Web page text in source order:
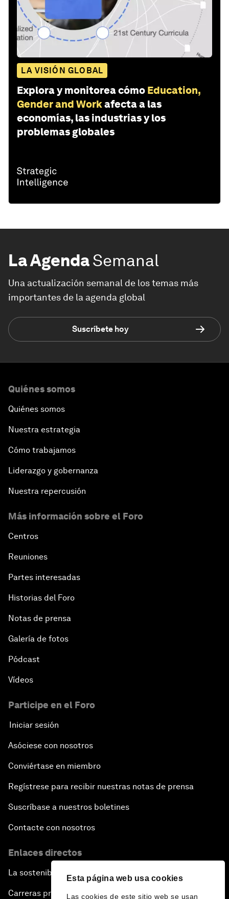
Esta página web usa cookies
Las cookies de este sitio web se usan
LA VISIÓN GLOBAL
Explora y monitorea cómo Education,
Gender and Workafecta a las
economías, las industrias y los
problemas globales
La AgendaSemanal
Una actualización semanal de los temas más
importantes de la agenda global
Suscríbete hoy
Quiénes somos
Quiénes somos
Nuestra estrategia
Cómo trabajamos
Liderazgo y gobernanza
Nuestra repercusión
Más información sobre el Foro
Centros
Reuniones
Partes interesadas
Historias del Foro
Notas de prensa
Galería de fotos
Pódcast
Vídeos
Participe en el Foro
Iniciar sesión
Asóciese con nosotros
Conviértase en miembro
Regístrese para recibir nuestras notas de prensa
Suscríbase a nuestros boletines
Contacte con nosotros
Enlaces directos
La sostenibilidad en el Foro
Carreras profesionales